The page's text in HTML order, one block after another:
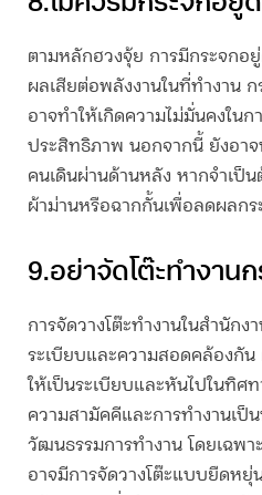
ตามหลักฮวงจุ้ย การมีกระจกอ
ผลเสียต่อพลังงานในที่ทำงาน
อาจทำให้เกิดความไม่มั่นคงใน
ประสิทธิภาพ นอกจากนี้ ยังอาจ
คนเดินผ่านด้านหลัง หากจำเป็
ผ้าม่านหรือฉากกั้นเพื่อลดผลกร
9.อย่าจัดโต๊ะทำงาน
การจัดวางโต๊ะทำงานในสำนักง
ระเบียบและความสอดคล้องกัน
ให้เป็นระเบียบและหันไปในทิศ
ความสามัคคีและการทำงานเป็
วัฒนธรรมการทำงาน โดยเฉพา
อาจมีการจัดวางโต๊ะแบบยืดหยุ่